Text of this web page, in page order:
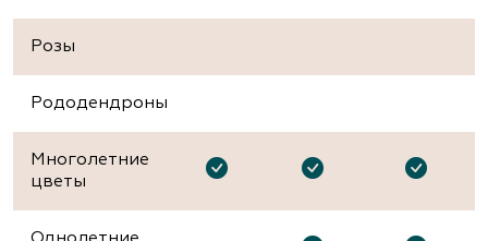
Розы
Рододендроны
Многолетние
цветы